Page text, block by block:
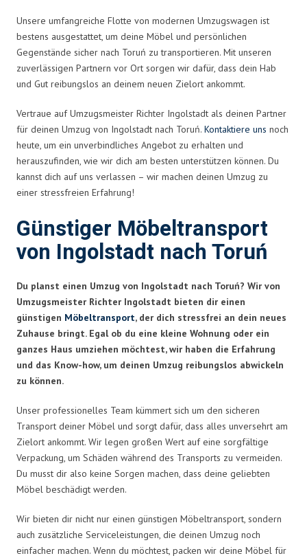
Unsere umfangreiche Flotte von modernen Umzugswagen ist
bestens ausgestattet, um deine Möbel und persönlichen
Gegenstände sicher nach Toruń zu transportieren. Mit unseren
zuverlässigen Partnern vor Ort sorgen wir dafür, dass dein Hab
und Gut reibungslos an deinem neuen Zielort ankommt.
Vertraue auf Umzugsmeister Richter Ingolstadt als deinen Partner
für deinen Umzug von Ingolstadt nach Toruń. Kontaktiere uns noch
heute, um ein unverbindliches Angebot zu erhalten und
herauszufinden, wie wir dich am besten unterstützen können. Du
kannst dich auf uns verlassen – wir machen deinen Umzug zu
einer stressfreien Erfahrung!
Günstiger Möbeltransport
von Ingolstadt nach Toruń
Du planst einen Umzug von Ingolstadt nach Toruń? Wir von
Umzugsmeister Richter Ingolstadt bieten dir einen
günstigen Möbeltransport, der dich stressfrei an dein neues
Zuhause bringt. Egal ob du eine kleine Wohnung oder ein
ganzes Haus umziehen möchtest, wir haben die Erfahrung
und das Know-how, um deinen Umzug reibungslos abwickeln
zu können.
Unser professionelles Team kümmert sich um den sicheren
Transport deiner Möbel und sorgt dafür, dass alles unversehrt am
Zielort ankommt. Wir legen großen Wert auf eine sorgfältige
Verpackung, um Schäden während des Transports zu vermeiden.
Du musst dir also keine Sorgen machen, dass deine geliebten
Möbel beschädigt werden.
Wir bieten dir nicht nur einen günstigen Möbeltransport, sondern
auch zusätzliche Serviceleistungen, die deinen Umzug noch
einfacher machen. Wenn du möchtest, packen wir deine Möbel für